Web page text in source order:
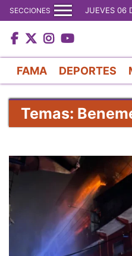
SECCIONES JUEVES 06
FAMA DEPORTES
Temas: